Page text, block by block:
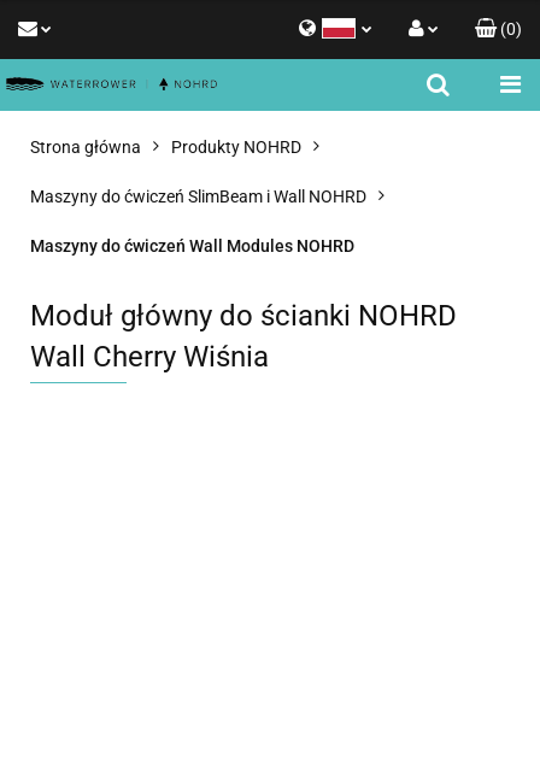
Zaloguj się
Zgody cookies
(0)
Strona główna Produkty NOHRD
Maszyny do ćwiczeń SlimBeam i Wall NOHRD
Maszyny do ćwiczeń Wall Modules NOHRD
Moduł główny do ścianki NOHRD
Wall Cherry Wiśnia